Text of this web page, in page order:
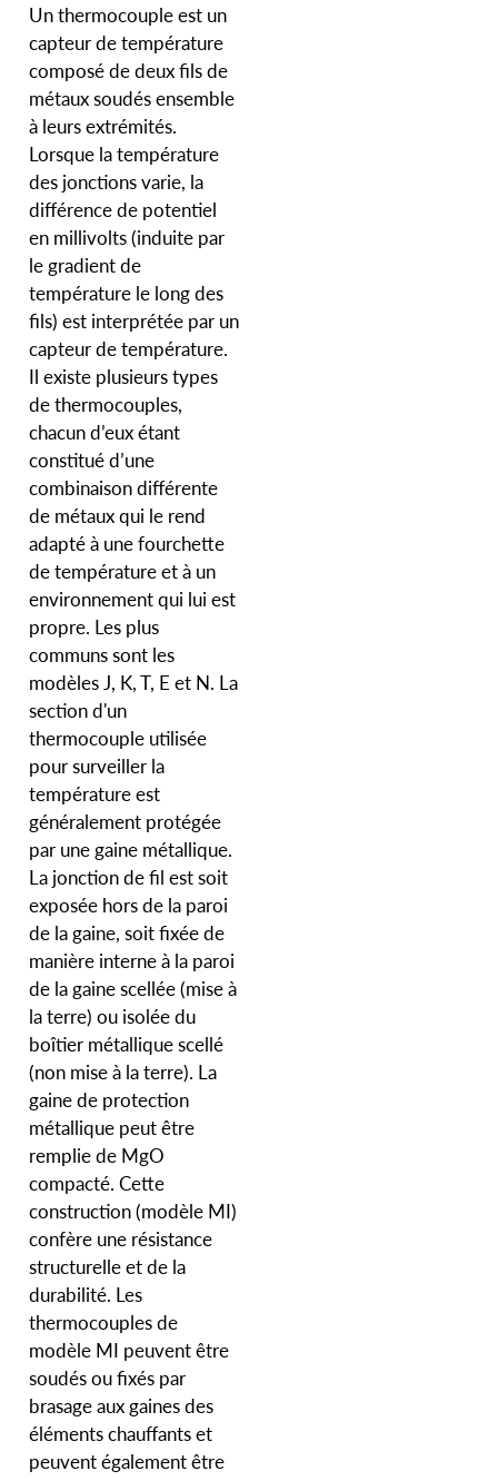
Un thermocouple est un
capteur de température
composé de deux fils de
métaux soudés ensemble
à leurs extrémités.
Lorsque la température
des jonctions varie, la
différence de potentiel
en millivolts (induite par
le gradient de
température le long des
fils) est interprétée par un
capteur de température.
Il existe plusieurs types
de thermocouples,
chacun d’eux étant
constitué d’une
combinaison différente
de métaux qui le rend
adapté à une fourchette
de température et à un
environnement qui lui est
propre. Les plus
communs sont les
modèles J, K, T, E et N. La
section d'un
thermocouple utilisée
pour surveiller la
température est
généralement protégée
par une gaine métallique.
La jonction de fil est soit
exposée hors de la paroi
de la gaine, soit fixée de
manière interne à la paroi
de la gaine scellée (mise à
la terre) ou isolée du
boîtier métallique scellé
(non mise à la terre). La
gaine de protection
métallique peut être
remplie de MgO
compacté. Cette
construction (modèle MI)
confère une résistance
structurelle et de la
durabilité. Les
thermocouples de
modèle MI peuvent être
soudés ou fixés par
brasage aux gaines des
éléments chauffants et
peuvent également être